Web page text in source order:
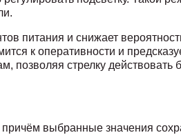
питания и снижает
к оперативности и
позволяя стрелку действовать
причём выбранные значения